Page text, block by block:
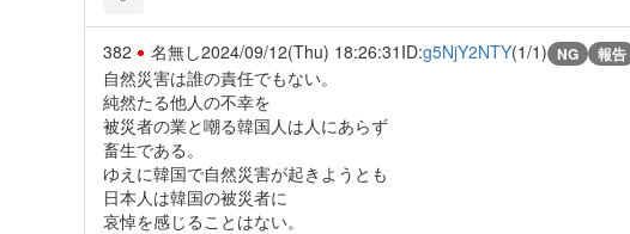
382 名無し2024/09/12(Thu) 18:26:31 ID:g5NjY2NTY(1/1) NG 報告
自然災害は誰の責任でもない。
純然たる他人の不幸を
被災者の業と嘲る韓国人は人にあらず
畜生である。
ゆえに韓国で自然災害が起きようとも
日本人は韓国の被災者に
哀悼を感じることはない。